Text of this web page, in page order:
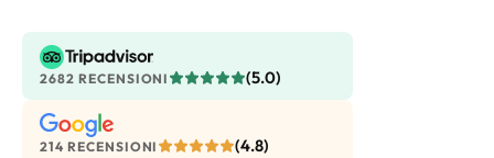
2682 RECENSIONI (5.0)
214 RECENSIONI (4.8)